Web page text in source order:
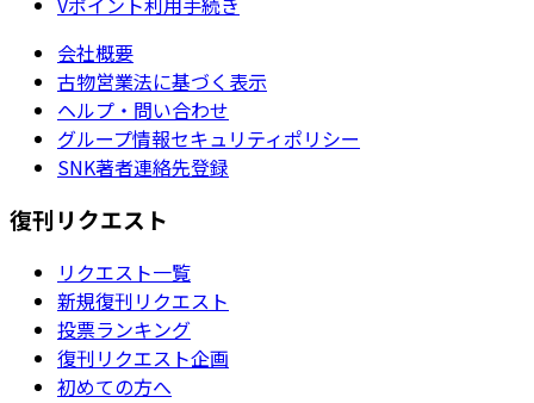
会社概要
古物営業法に基づく表示
ヘルプ・問い合わせ
グループ情報セキュリティポリシー
SNK著者連絡先登録
復刊リクエスト
リクエスト一覧
新規復刊リクエスト
投票ランキング
復刊リクエスト企画
初めての方へ